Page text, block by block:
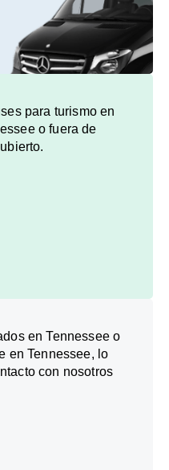
para turismo en
o fuera de
en Tennessee o
en Tennessee, lo
con nosotros